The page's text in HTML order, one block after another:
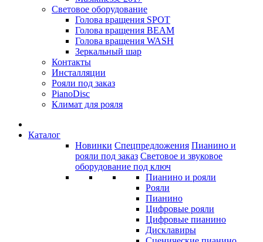
Световое оборудование
Голова вращения SPOT
Голова вращения BEAM
Голова вращения WASH
Зеркальный шар
Контакты
Инсталляции
Рояли под заказ
PianoDisc
Климат для рояля
Каталог
Новинки Спецпредложения Пианино и
рояли под заказ Световое и звуковое
оборудование под ключ
Пианино и рояли
Рояли
Пианино
Цифровые рояли
Цифровые пианино
Дисклавиры